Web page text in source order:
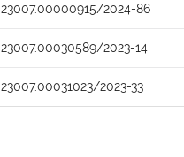
23007.00000915/2024-86
23007.00030589/2023-14
23007.00031023/2023-33